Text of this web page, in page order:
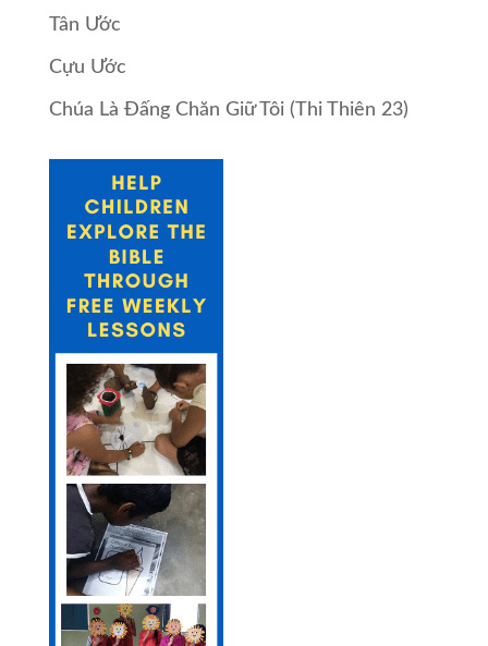
Tân Ước
Cựu Ước
Chúa Là Đấng Chăn Giữ Tôi (Thi Thiên 23)